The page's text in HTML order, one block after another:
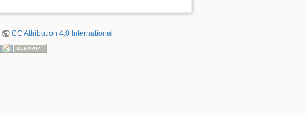
CC Attribution 4.0 International